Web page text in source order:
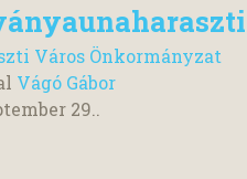
Város Önkormányzat
Vágó Gábor
29..